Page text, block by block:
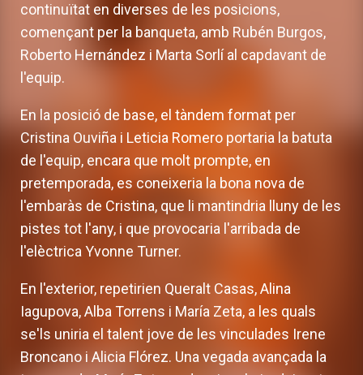
continuïtat en diverses de les posicions,
començant per la banqueta, amb Rubén Burgos,
Roberto Hernández i Marta Sorlí al capdavant de
l'equip.
En la posició de base, el tàndem format per
Cristina Ouviña i Leticia Romero portaria la batuta
de l'equip, encara que molt prompte, en
pretemporada, es coneixeria la bona nova de
l'embaràs de Cristina, que li mantindria lluny de les
pistes tot l'any, i que provocaria l'arribada de
l'elèctrica Yvonne Turner.
En l'exterior, repetirien Queralt Casas, Alina
Iagupova, Alba Torrens i María Zeta, a les quals
se'ls uniria el talent jove de les vinculades Irene
Broncano i Alicia Flórez. Una vegada avançada la